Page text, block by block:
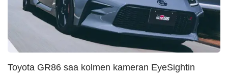
Toyota GR86 saa kolmen kameran EyeSightin